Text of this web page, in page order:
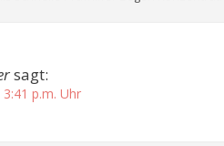
sagt:
p.m. Uhr